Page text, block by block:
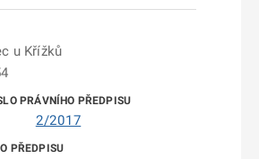
u Křížků
2/2017